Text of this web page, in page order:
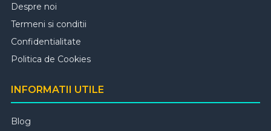
Despre noi
Termeni si conditii
Confidentialitate
Politica de Cookies
INFORMATII UTILE
Blog